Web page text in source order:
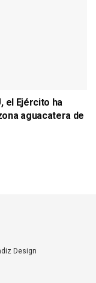
el Ejército ha
aguacatera de
Design